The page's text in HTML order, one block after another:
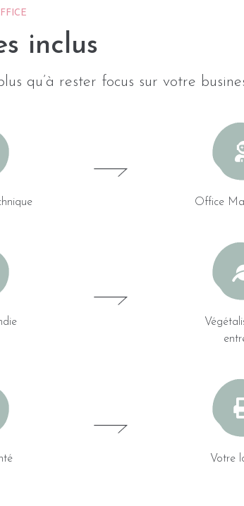
inclus
qu’à rester focus sur votre
Office
Votre